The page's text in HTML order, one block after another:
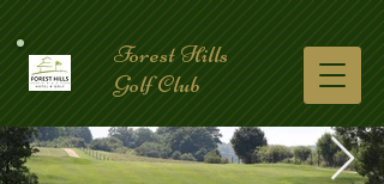
Forest Hills
Golf Club